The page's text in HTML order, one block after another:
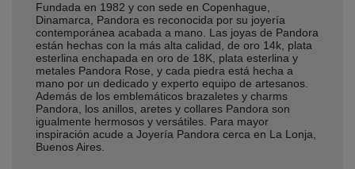
Fundada en 1982 y con sede en Copenhague,
Dinamarca, Pandora es reconocida por su joyería
contemporánea acabada a mano. Las joyas de Pandora
están hechas con la más alta calidad, de oro 14k, plata
esterlina enchapada en oro de 18K, plata esterlina y
metales Pandora Rose, y cada piedra está hecha a
mano por un dedicado y experto equipo de artesanos.
Además de los emblemáticos brazaletes y charms
Pandora, los anillos, aretes y collares Pandora son
igualmente hermosos y versátiles. Para mayor
inspiración acude a Joyería Pandora cerca en La Lonja,
Buenos Aires.